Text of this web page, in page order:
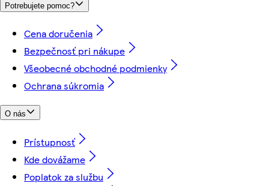
Potrebujete pomoc?
Cena doručenia
Bezpečnosť pri nákupe
Všeobecné obchodné podmienky
Ochrana súkromia
O nás
Prístupnosť
Kde dovážame
Poplatok za službu